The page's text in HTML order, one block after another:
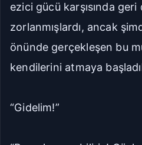
ezici gücü karşısında
zorlanmışlardı, ancak
önünde gerçekleşen bu
kendilerini atmaya
“Gidelim!”